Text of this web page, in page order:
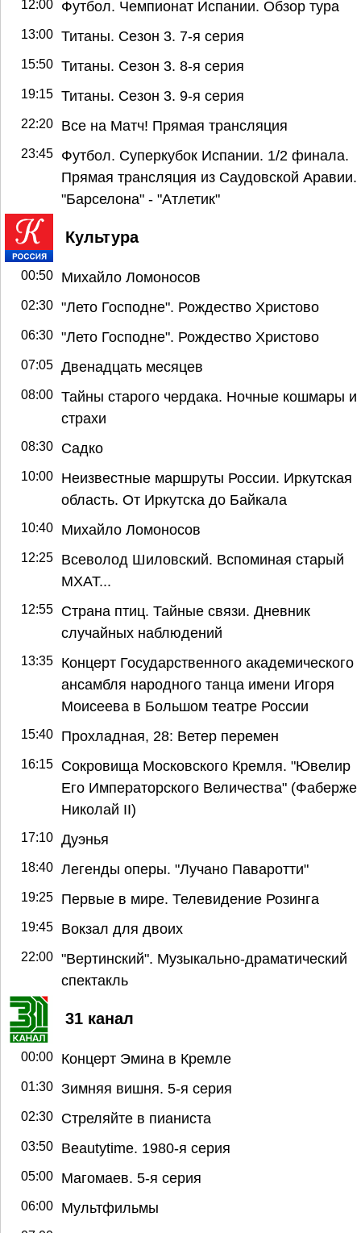
12:00 Футбол. Чемпионат Испании. Обзор тура
13:00 Титаны. Сезон 3. 7-я серия
15:50 Титаны. Сезон 3. 8-я серия
19:15 Титаны. Сезон 3. 9-я серия
22:20 Все на Матч! Прямая трансляция
23:45
Футбол. Суперкубок Испании. 1/2 финала.
Прямая трансляция из Саудовской Аравии.
"Барселона" - "Атлетик"
Культура
00:50 Михайло Ломоносов
02:30 "Лето Господне". Рождество Христово
06:30 "Лето Господне". Рождество Христово
07:05 Двенадцать месяцев
08:00 Тайны старого чердака. Ночные кошмары и
страхи
08:30 Садко
10:00
Неизвестные маршруты России. Иркутская
область. От Иркутска до Байкала
10:40 Михайло Ломоносов
12:25
Всеволод Шиловский. Вспоминая старый
МХАТ...
12:55
Страна птиц. Тайные связи. Дневник
случайных наблюдений
13:35
Концерт Государственного академического
ансамбля народного танца имени Игоря
Моисеева в Большом театре России
15:40 Прохладная, 28: Ветер перемен
16:15
Сокровища Московского Кремля. "Ювелир
Его Императорского Величества" (Фаберже
Николай II)
17:10 Дуэнья
18:40 Легенды оперы. "Лучано Паваротти"
19:25 Первые в мире. Телевидение Розинга
19:45 Вокзал для двоих
22:00 "Вертинский". Музыкально-драматический
спектакль
31 канал
00:00 Концерт Эмина в Кремле
01:30 Зимняя вишня. 5-я серия
02:30 Стреляйте в пианиста
03:50 Beautytime. 1980-я серия
05:00 Магомаев. 5-я серия
06:00 Мультфильмы